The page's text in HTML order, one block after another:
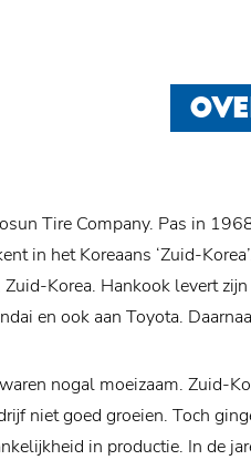
Tire Company. Pas in
in het Koreaans ‘Zuid-
Korea. Hankook levert
en ook aan Toyota.
nogal moeizaam. Zuid-
niet goed groeien. Toch
in productie. In de